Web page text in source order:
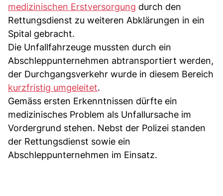
medizinischen Erstversorgung durch den
Rettungsdienst zu weiteren Abklärungen in ein
Spital gebracht.
Die Unfallfahrzeuge mussten durch ein
Abschleppunternehmen abtransportiert werden,
der Durchgangsverkehr wurde in diesem Bereich
kurzfristig umgeleitet.
Gemäss ersten Erkenntnissen dürfte ein
medizinisches Problem als Unfallursache im
Vordergrund stehen. Nebst der Polizei standen
der Rettungsdienst sowie ein
Abschleppunternehmen im Einsatz.